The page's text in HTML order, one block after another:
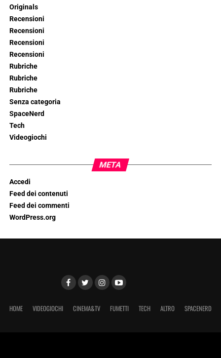
Originals
Recensioni
Recensioni
Recensioni
Recensioni
Rubriche
Rubriche
Rubriche
Senza categoria
SpaceNerd
Tech
Videogiochi
META
Accedi
Feed dei contenuti
Feed dei commenti
WordPress.org
HOME VIDEOGIOCHI CINEMA&TV FUMETTI TECH ALTRO SPACENERD